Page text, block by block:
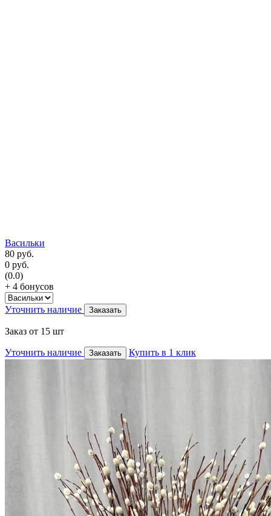
Васильки
80 руб.
0 руб.
(0.0)
+ 4 бонусов
Уточнить наличие Заказать
Заказ от 15 шт
Уточнить наличие Заказать Купить в 1 клик